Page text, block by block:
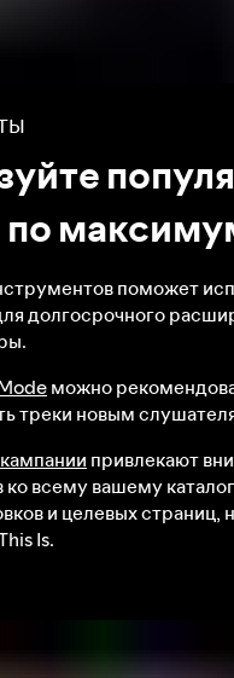
поможет
долгосрочного
можно
треки новым
привлекают
ко всему вашему
и целевых страниц,
Is.